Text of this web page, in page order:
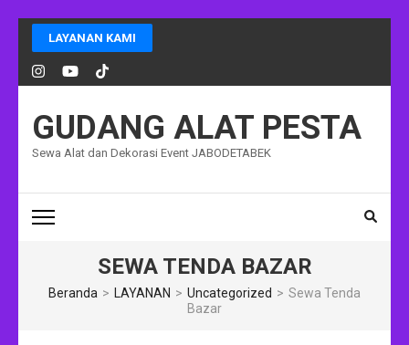
Lompat
ke
konten
Enter)
LAYANAN KAMI
GUDANG ALAT PESTA
Sewa Alat dan Dekorasi Event JABODETABEK
SEWA TENDA BAZAR
Beranda > LAYANAN > Uncategorized > Sewa Tenda
Bazar